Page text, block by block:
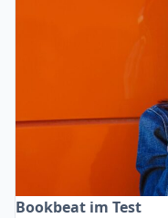
Bookbeat im Test